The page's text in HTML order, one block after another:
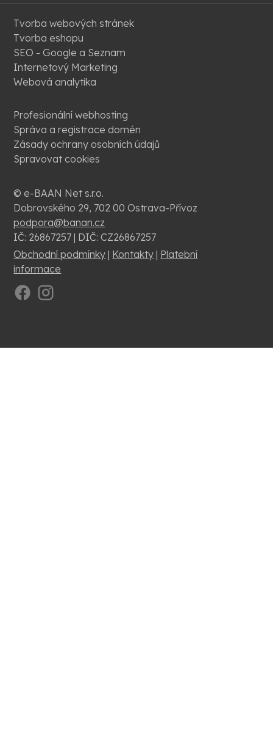
Tvorba webových stránek
Tvorba eshopu
SEO - Google a Seznam
Internetový Marketing
Webová analytika
Profesionální webhosting
Správa a registrace domén
Zásady ochrany osobních údajů
Spravovat cookies
© e-BAAN Net s.r.o.
Dobrovského 29, 702 00 Ostrava-Přívoz
podpora@banan.cz
IČ: 26867257 | DIČ: CZ26867257
Obchodní podmínky | Kontakty | Platební
informace